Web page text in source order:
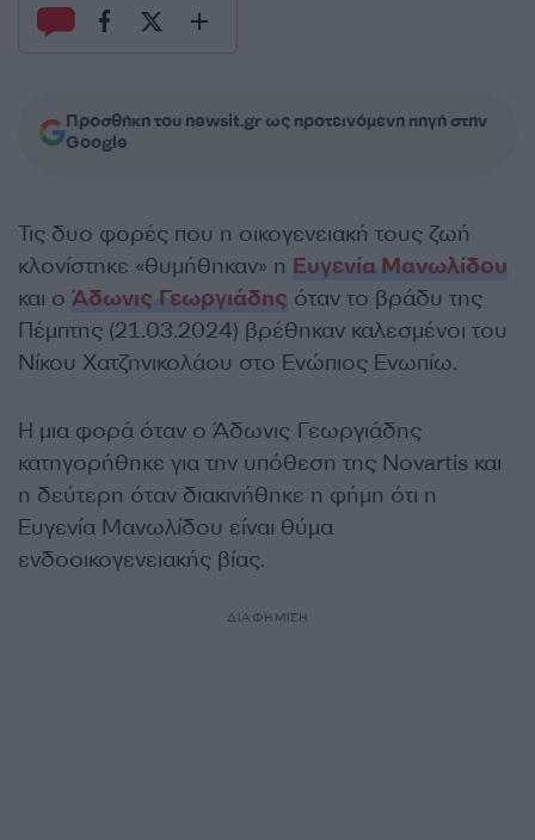
Προσθήκη του newsit.gr ως προτεινόμενη πηγή στην
Google
Τις δυο φορές που η οικογενειακή τους ζωή
κλονίστηκε «θυμήθηκαν» η Ευγενία Μανωλίδου
και ο Άδωνις Γεωργιάδης όταν το βράδυ της
Πέμπτης (21.03.2024) βρέθηκαν καλεσμένοι του
Νίκου Χατζηνικολάου στο Ενώπιος Ενωπίω.
Η μια φορά όταν ο Άδωνις Γεωργιάδης
κατηγορήθηκε για την υπόθεση της Novartis και
η δεύτερη όταν διακινήθηκε η φήμη ότι η
Ευγενία Μανωλίδου είναι θύμα
ενδοοικογενειακής βίας.
ΔΙΑΦΗΜΙΣΗ